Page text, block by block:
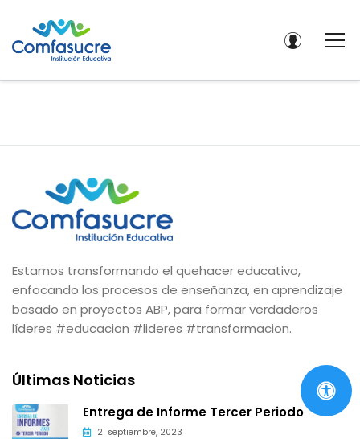
Estamos transformando el quehacer educativo,
enfocando los procesos de enseñanza, en aprendizaje
basado en proyectos ABP, para formar verdaderos
líderes #educacion #lideres #transformacion.
Últimas Noticias
Entrega de Informe Tercer Periodo
21 septiembre, 2023